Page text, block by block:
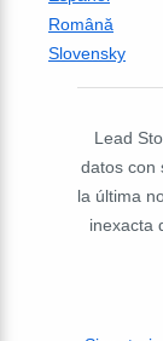
Română
Slovensky
Lead
datos con
la última
inexacta